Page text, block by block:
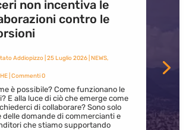
non incentiva le
contro le
Addiopizzo| 25 Luglio 2026| NEWS,
| Commenti 0
è possibile? Come funzionano le
E alla luce di ciò che emerge come
di collaborare? Sono solo
delle domande di commercianti e
che stiamo supportando